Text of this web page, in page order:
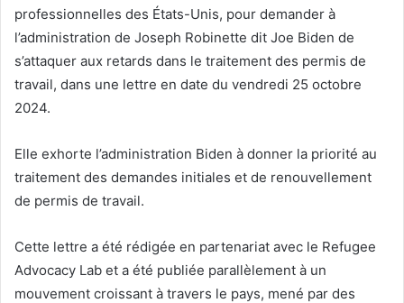
professionnelles des États-Unis, pour demander à
l’administration de Joseph Robinette dit Joe Biden de
s’attaquer aux retards dans le traitement des permis de
travail, dans une lettre en date du vendredi 25 octobre
2024.
Elle exhorte l’administration Biden à donner la priorité au
traitement des demandes initiales et de renouvellement
de permis de travail.
Cette lettre a été rédigée en partenariat avec le Refugee
Advocacy Lab et a été publiée parallèlement à un
mouvement croissant à travers le pays, mené par des